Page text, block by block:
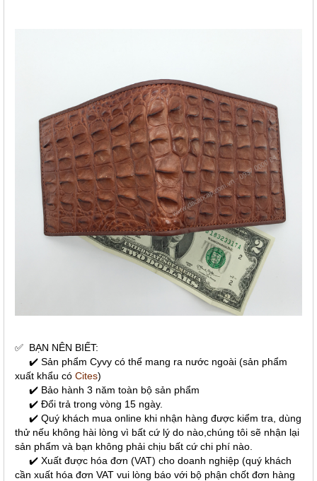
✅ BẠN NÊN BIẾT:
✔️ Sản phẩm Cyvy có thể mang ra nước ngoài (sản phẩm
xuất khẩu có Cites)
✔️ Bảo hành 3 năm toàn bộ sản phẩm
✔️ Đổi trả trong vòng 15 ngày.
✔️ Quý khách mua online khi nhận hàng được kiểm tra, dùng
thử nếu không hài lòng vì bất cứ lý do nào,chúng tôi sẽ nhận lại
sản phẩm và bạn không phải chịu bất cứ chi phí nào.
✔️ Xuất được hóa đơn (VAT) cho doanh nghiệp (quý khách
cần xuất hóa đơn VAT vui lòng báo với bộ phận chốt đơn hàng